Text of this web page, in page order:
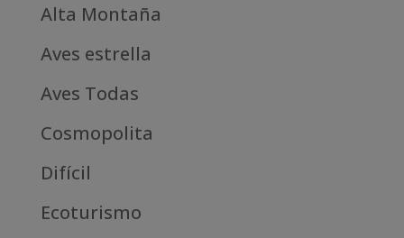
Alta Montaña
Aves estrella
Aves Todas
Cosmopolita
Difícil
Ecoturismo